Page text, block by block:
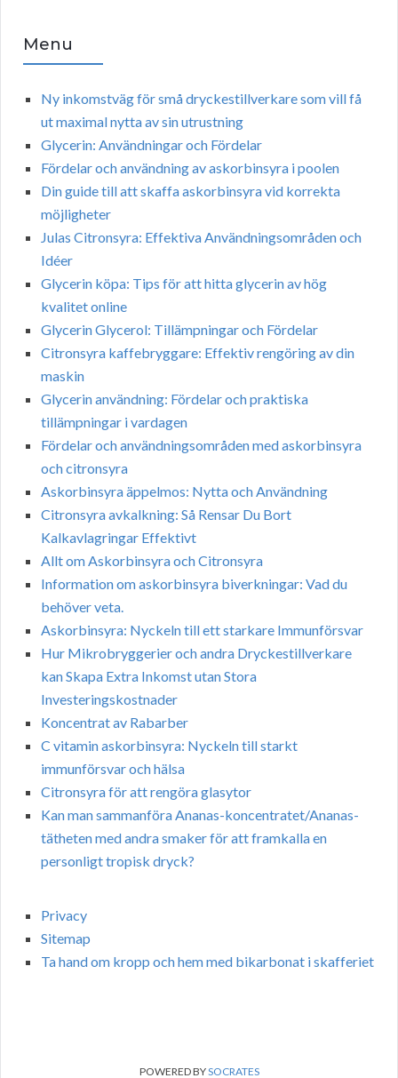
Menu
Ny inkomstväg för små dryckestillverkare som vill få
ut maximal nytta av sin utrustning
Glycerin: Användningar och Fördelar
Fördelar och användning av askorbinsyra i poolen
Din guide till att skaffa askorbinsyra vid korrekta
möjligheter
Julas Citronsyra: Effektiva Användningsområden och
Idéer
Glycerin köpa: Tips för att hitta glycerin av hög
kvalitet online
Glycerin Glycerol: Tillämpningar och Fördelar
Citronsyra kaffebryggare: Effektiv rengöring av din
maskin
Glycerin användning: Fördelar och praktiska
tillämpningar i vardagen
Fördelar och användningsområden med askorbinsyra
och citronsyra
Askorbinsyra äppelmos: Nytta och Användning
Citronsyra avkalkning: Så Rensar Du Bort
Kalkavlagringar Effektivt
Allt om Askorbinsyra och Citronsyra
Information om askorbinsyra biverkningar: Vad du
behöver veta.
Askorbinsyra: Nyckeln till ett starkare Immunförsvar
Hur Mikrobryggerier och andra Dryckestillverkare
kan Skapa Extra Inkomst utan Stora
Investeringskostnader
Koncentrat av Rabarber
C vitamin askorbinsyra: Nyckeln till starkt
immunförsvar och hälsa
Citronsyra för att rengöra glasytor
Kan man sammanföra Ananas-koncentratet/Ananas-
tätheten med andra smaker för att framkalla en
personligt tropisk dryck?
Privacy
Sitemap
Ta hand om kropp och hem med bikarbonat i skafferiet
POWERED BYSOCRATES